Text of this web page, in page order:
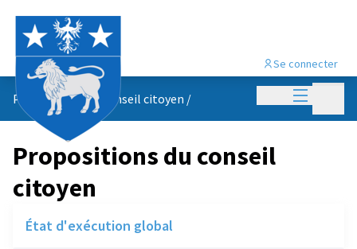
Menu
Se connecter
Propositions du conseil citoyen /
Propositions du conseil
citoyen
État d'exécution global